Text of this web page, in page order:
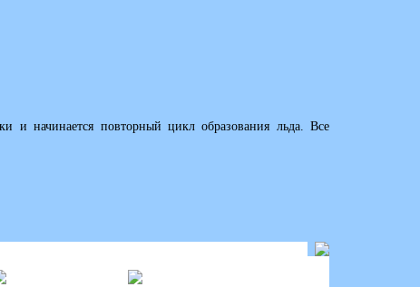
и начинается повторный цикл образования льда. Все